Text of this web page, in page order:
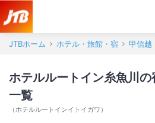
JTBホーム ホテル・旅館・宿 甲信越
ホテルルートイン糸魚川
一覧
（ホテルルートインイトイガワ ）